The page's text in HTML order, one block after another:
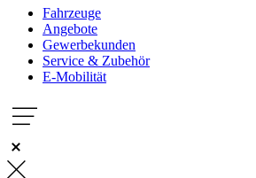
Fahrzeuge
Angebote
Gewerbekunden
Service & Zubehör
E-Mobilität